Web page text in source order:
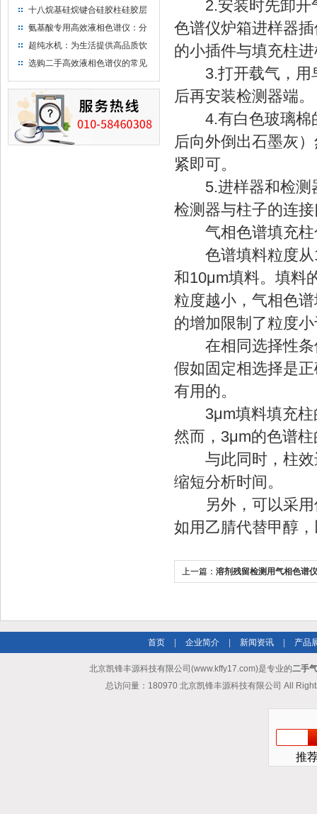
方法浅述
十八烷基硅烷键合硅胶柱硅胶层
析时如何装柱
氨基酸专用高效液相色谱仪：分
析氨基酸的仪器
超纯水机：为生活提供高品质饮
用水
选购二手高效液相色谱仪的常见
2.安装时先卸开气
色谱仪炉箱进样器
的小插件与填充柱
3.打开载气，用皂
后再安装检测器端。
4.有白色玻璃棉的
后向外倒出石墨灰
紧即可。
5.进样器和检测器
检测器与柱子的连
气相色谱填充柱
色谱填料粒度从
和10μm填料。填料
粒度越小，气相色
的增加限制了粒度
在相同选择性条
假如固定相选择是
有用的。
3μm填料填充柱
然而，3μm的色谱
与此同时，柱效
缩短分析时间。
另外，可以采用
如用乙腈代替甲醇
上一篇： 溶剂残留检测用气相色谱仪
首页 企业简介 新闻资讯 产品
北京凯锋丰源科技有限公司(www.kffy17.com)是专业的二手
总访问量：180970 北京凯锋丰源科技有限公司 All
推